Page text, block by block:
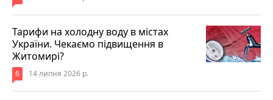
Тарифи на холодну воду в містах
України. Чекаємо підвищення в
Житомирі?
6 14 липня 2026 р.